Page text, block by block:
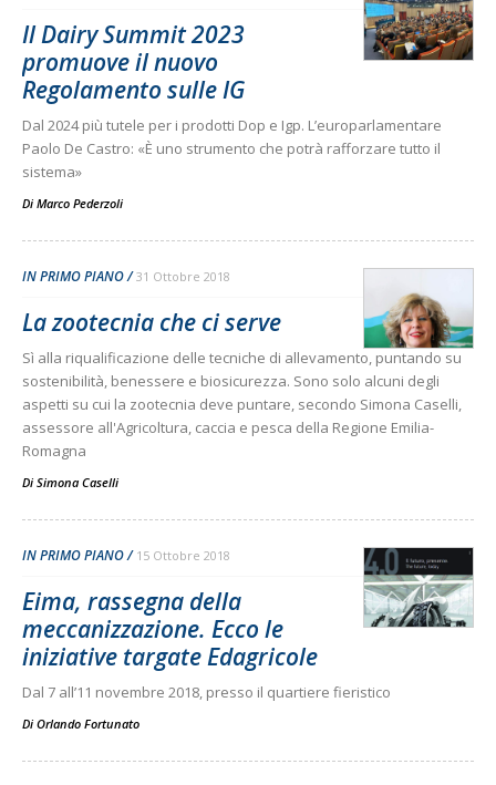
Il Dairy Summit 2023
promuove il nuovo
Regolamento sulle IG
Dal 2024 più tutele per i prodotti Dop e Igp. L’europarlamentare
Paolo De Castro: «È uno strumento che potrà rafforzare tutto il
sistema»
Di Marco Pederzoli
IN PRIMO PIANO 31 Ottobre 2018
La zootecnia che ci serve
Sì alla riqualificazione delle tecniche di allevamento, puntando su
sostenibilità, benessere e biosicurezza. Sono solo alcuni degli
aspetti su cui la zootecnia deve puntare, secondo Simona Caselli,
assessore all'Agricoltura, caccia e pesca della Regione Emilia-
Romagna
Di Simona Caselli
IN PRIMO PIANO 15 Ottobre 2018
Eima, rassegna della
meccanizzazione. Ecco le
iniziative targate Edagricole
Dal 7 all’11 novembre 2018, presso il quartiere fieristico
Di Orlando Fortunato